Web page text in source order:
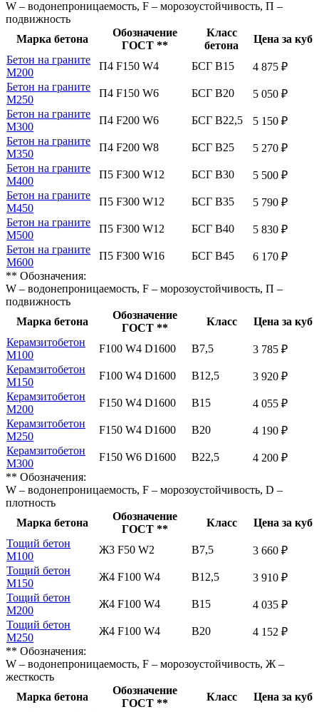
W – водонепроницаемость, F – морозоустойчивость, П –
подвижность
Марка бетона
Обозначение
ГОСТ **
Класс
бетона
Цена за куб
Бетон на граните
М200
П4 F150 W4 БСГ В15
4 875 ₽
Бетон на граните
М250
П4 F150 W6 БСГ В20
5 050 ₽
Бетон на граните
М300
П4 F200 W6 БСГ В22,5
5 150 ₽
Бетон на граните
М350
П4 F200 W8 БСГ В25
5 270 ₽
Бетон на граните
М400
П5 F300 W12 БСГ В30
5 500 ₽
Бетон на граните
М450
П5 F300 W12 БСГ В35
5 790 ₽
Бетон на граните
М500
П5 F300 W12 БСГ В40
5 830 ₽
Бетон на граните
М600
П5 F300 W16 БСГ В45
6 170 ₽
** Обозначения:
W – водонепроницаемость, F – морозоустойчивость, П –
подвижность
Марка бетона
Обозначение
ГОСТ **
Класс
Цена за куб
Керамзитобетон
М100
F100 W4 D1600 В7,5
3 785 ₽
Керамзитобетон
М150
F100 W4 D1600 В12,5
3 920 ₽
Керамзитобетон
М200
F150 W4 D1600 В15
4 055 ₽
Керамзитобетон
М250
F150 W4 D1600 В20
4 190 ₽
Керамзитобетон
М300
F150 W6 D1600 В22,5
4 200 ₽
** Обозначения:
W – водонепроницаемость, F – морозоустойчивость, D –
плотность
Марка бетона
Обозначение
ГОСТ **
Класс
Цена за куб
Тощий бетон
М100
Ж3 F50 W2 В7,5
3 660 ₽
Тощий бетон
М150
Ж4 F100 W4 В12,5
3 910 ₽
Тощий бетон
М200
Ж4 F100 W4 В15
4 035 ₽
Тощий бетон
М250
Ж4 F100 W4 В20
4 152 ₽
** Обозначения:
W – водонепроницаемость, F – морозоустойчивость, Ж –
жесткость
Марка бетона
Обозначение
ГОСТ **
Класс
Цена за куб